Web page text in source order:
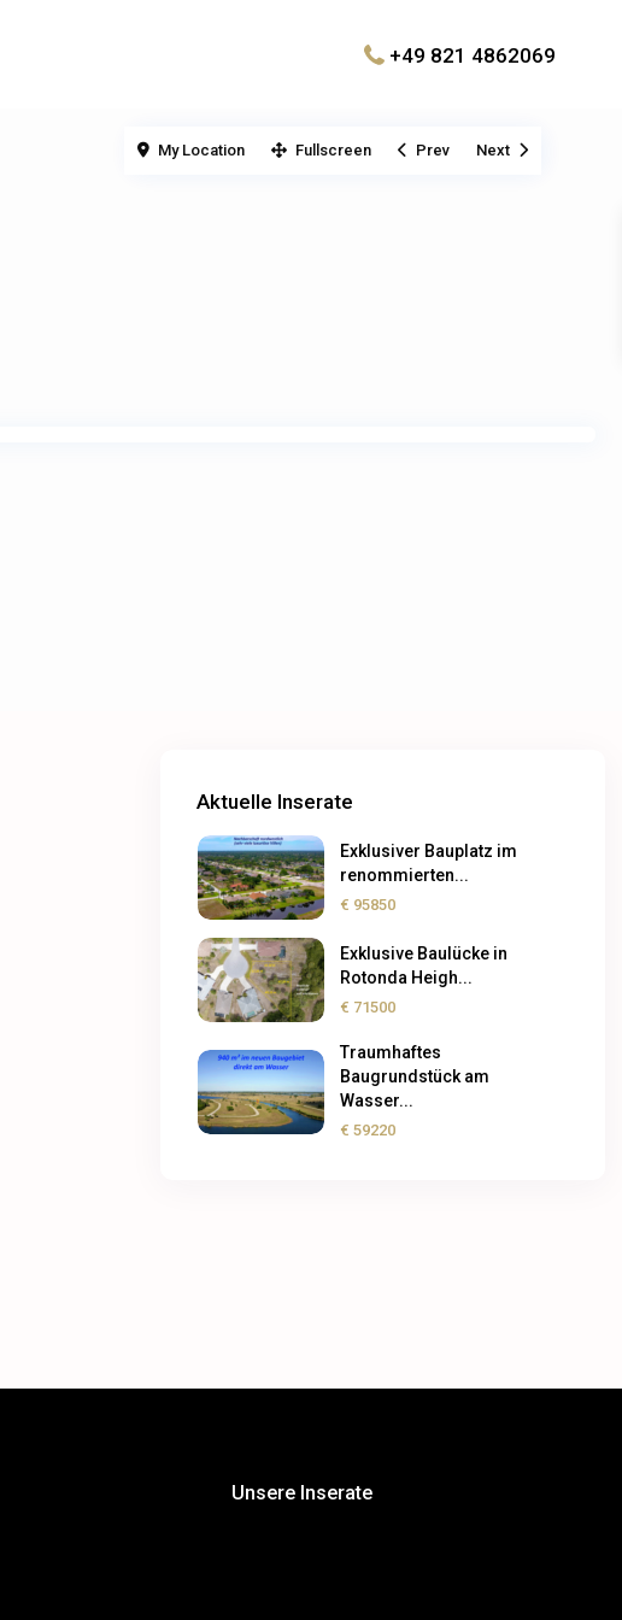
+49 821 4862069
My Location Fullscreen Prev Next
Aktuelle Inserate
Exklusiver Bauplatz im
renommierten...
€ 95850
Exklusive Baulücke in
Rotonda Heigh...
€ 71500
Traumhaftes
Baugrundstück am
Wasser...
€ 59220
Unsere Inserate